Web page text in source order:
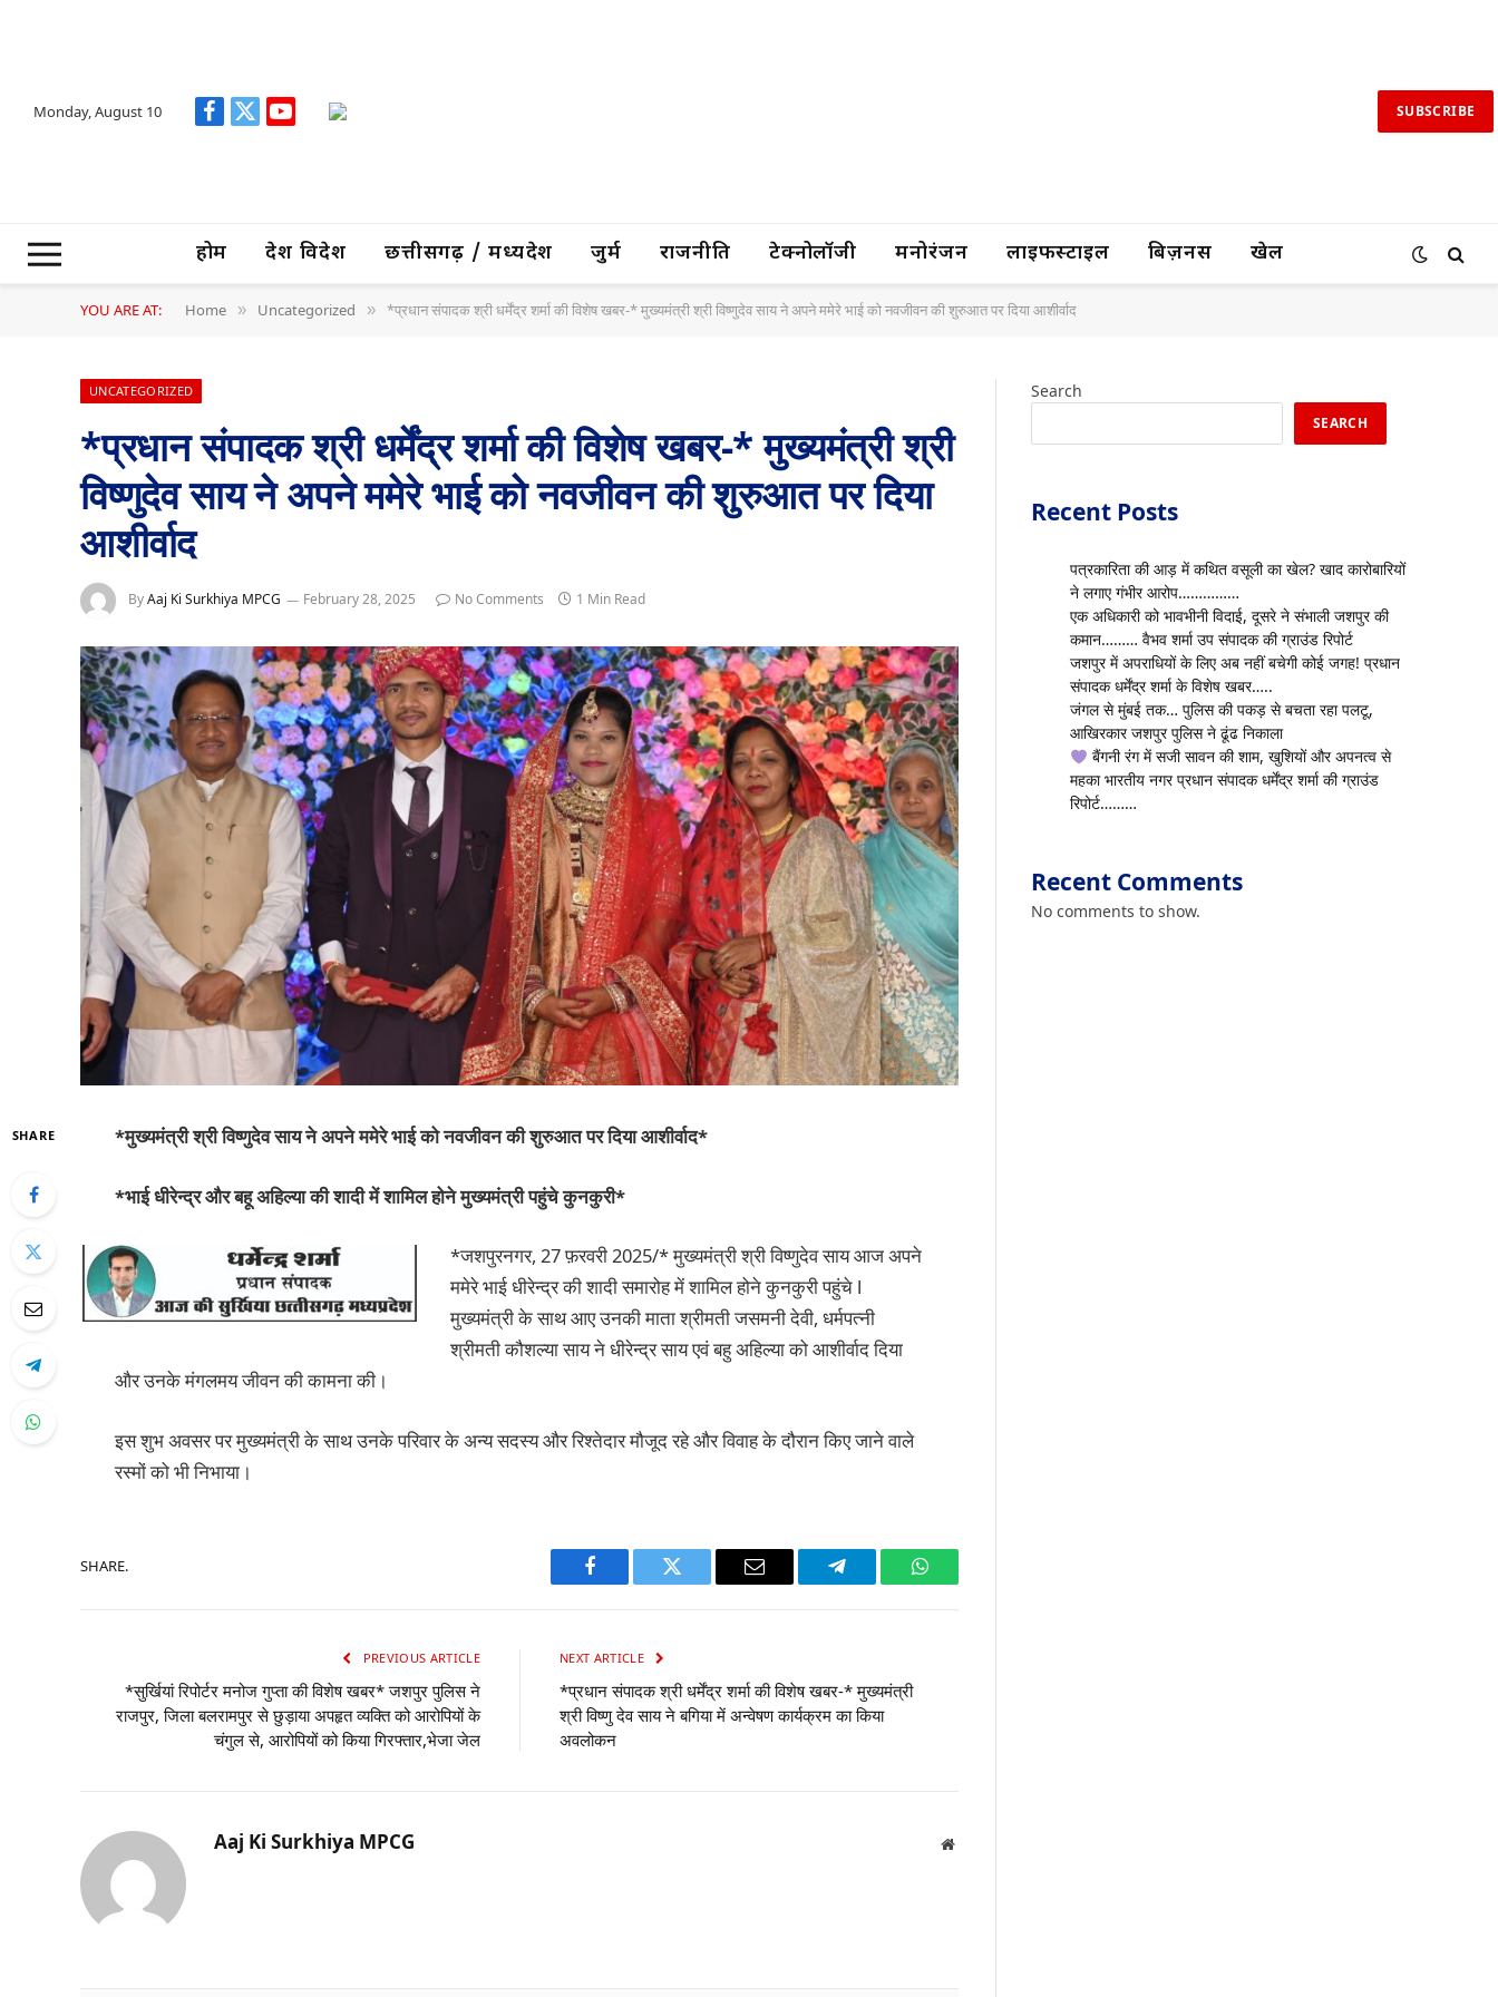
Monday, August 10 Facebook
X
YouTube SUBSCRIBE
होम देश विदेश छत्तीसगढ़ / मध्यप्रदेश जुर्म राजनीति टेक्नोलॉजी मनोरंजन लाइफस्टाइल बिज़नस खेल
YOU ARE AT: Home » Uncategorized » *प्रधान संपादक श्री धर्मेंद्र शर्मा की विशेष खबर-* मुख्यमंत्री श्री विष्णुदेव साय ने अपने ममेरे भाई को नवजीवन की शुरुआत पर दिया आशीर्वाद
UNCATEGORIZED
*प्रधान संपादक श्री धर्मेंद्र शर्मा की विशेष खबर-* मुख्यमंत्री श्री
विष्णुदेव साय ने अपने ममेरे भाई को नवजीवन की शुरुआत पर दिया
आशीर्वाद
ByAaj Ki Surkhiya MPCG February 28, 2025 No Comments 1 Min Read
SHARE *मुख्यमंत्री श्री विष्णुदेव साय ने अपने ममेरे भाई को नवजीवन की शुरुआत पर दिया आशीर्वाद*
*भाई धीरेन्द्र और बहू अहिल्या की शादी में शामिल होने मुख्यमंत्री पहुंचे कुनकुरी*
*जशपुरनगर, 27 फ़रवरी 2025/* मुख्यमंत्री श्री विष्णुदेव साय आज अपने
ममेरे भाई धीरेन्द्र की शादी समारोह में शामिल होने कुनकुरी पहुंचे l
मुख्यमंत्री के साथ आए उनकी माता श्रीमती जसमनी देवी, धर्मपत्नी
श्रीमती कौशल्या साय ने धीरेन्द्र साय एवं बहु अहिल्या को आशीर्वाद दिया
और उनके मंगलमय जीवन की कामना की।
इस शुभ अवसर पर मुख्यमंत्री के साथ उनके परिवार के अन्य सदस्य और रिश्तेदार मौजूद रहे और विवाह के दौरान किए जाने वाले
रस्मों को भी निभाया।
SHARE.
Facebook Twitter Email Telegram WhatsApp
PREVIOUS ARTICLE
*सुर्खियां रिपोर्टर मनोज गुप्ता की विशेष खबर* जशपुर पुलिस ने
राजपुर, जिला बलरामपुर से छुड़ाया अपहृत व्यक्ति को आरोपियों के
चंगुल से, आरोपियों को किया गिरफ्तार,भेजा जेल
NEXT ARTICLE
*प्रधान संपादक श्री धर्मेंद्र शर्मा की विशेष खबर-* मुख्यमंत्री
श्री विष्णु देव साय ने बगिया में अन्वेषण कार्यक्रम का किया
अवलोकन
Aaj Ki Surkhiya MPCG Website
Search
SEARCH
Recent Posts
पत्रकारिता की आड़ में कथित वसूली का खेल? खाद कारोबारियों
ने लगाए गंभीर आरोप……………
एक अधिकारी को भावभीनी विदाई, दूसरे ने संभाली जशपुर की
कमान……… वैभव शर्मा उप संपादक की ग्राउंड रिपोर्ट
जशपुर में अपराधियों के लिए अब नहीं बचेगी कोई जगह! प्रधान
संपादक धर्मेंद्र शर्मा के विशेष खबर…..
जंगल से मुंबई तक… पुलिस की पकड़ से बचता रहा पलटू,
आखिरकार जशपुर पुलिस ने ढूंढ निकाला
बैंगनी रंग में सजी सावन की शाम, खुशियों और अपनत्व से
महका भारतीय नगर प्रधान संपादक धर्मेंद्र शर्मा की ग्राउंड
रिपोर्ट………
Recent Comments
No comments to show.